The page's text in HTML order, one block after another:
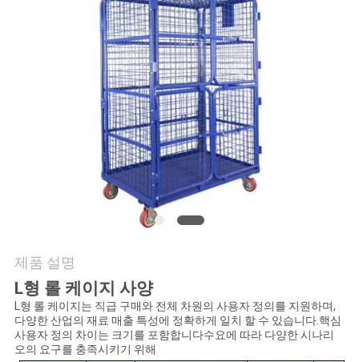
SITEMAP
개
인
제품 설명
L형 롤 케이지 사양
L형 롤 케이지는 직급 구매와 전체 차원의 사용자 정의를 지원하며,
다양한 산업의 재료 매출 특성에 정확하게 일치 할 수 있습니다.핵심
사용자 정의 차이는 크기를 포함합니다수요에 따라 다양한 시나리
오의 요구를 충족시키기 위해